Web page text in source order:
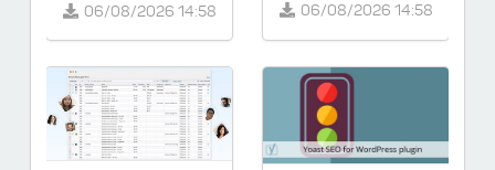
06/08/2026 14:58 06/08/2026 14:58